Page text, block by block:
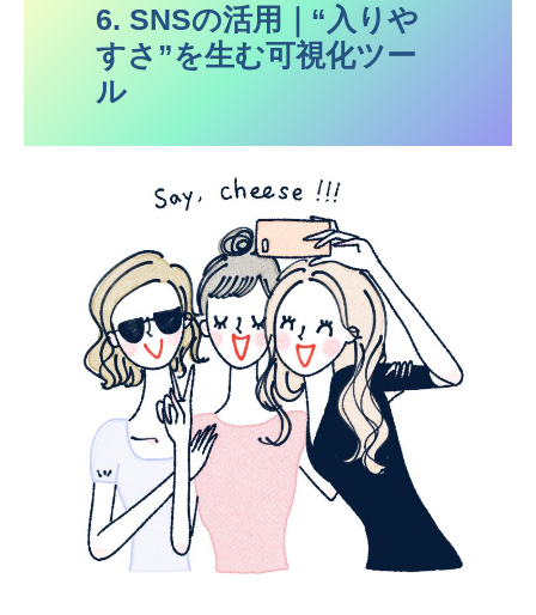
6. SNSの活用｜“入りや
すさ”を生む可視化ツー
ル